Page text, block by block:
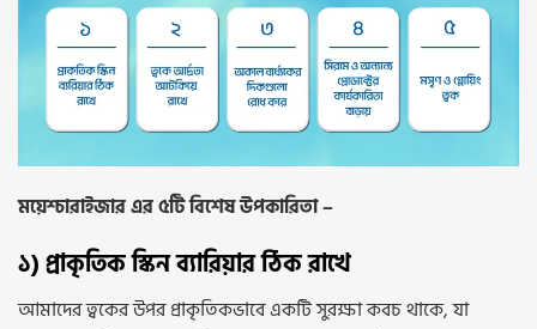
ময়েশ্চারাইজার এর ৫টি বিশেষ উপকারিতা –
১) প্রাকৃতিক স্কিন ব্যারিয়ার ঠিক রাখে
আমাদের ত্বকের উপর প্রাকৃতিকভাবে একটি সুরক্ষা কবচ থাকে, যা